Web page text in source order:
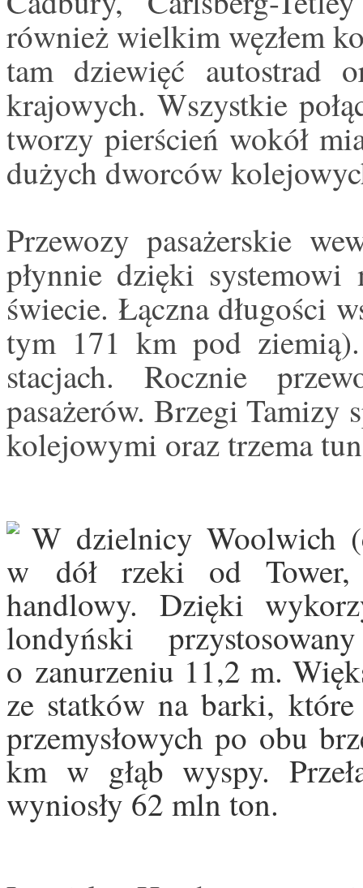
również wielkim węzłem
tam dziewięć autostrad
krajowych. Wszystkie
tworzy pierścień wokół
dużych dworców
Przewozy pasażerskie
płynnie dzięki systemowi
świecie. Łączna długości
tym 171 km pod
stacjach. Rocznie
pasażerów. Brzegi Tamizy
kolejowymi oraz trzema
W dzielnicy Woolwich
w dół rzeki od Tower,
handlowy. Dzięki
londyński
o zanurzeniu 11,2 m.
ze statków na barki, które
przemysłowych po obu
km w głąb wyspy.
wyniosły 62 mln ton.